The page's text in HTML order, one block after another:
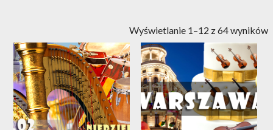
Wyświetlanie 1–12 z 64 wyników
18
lut
13
lis